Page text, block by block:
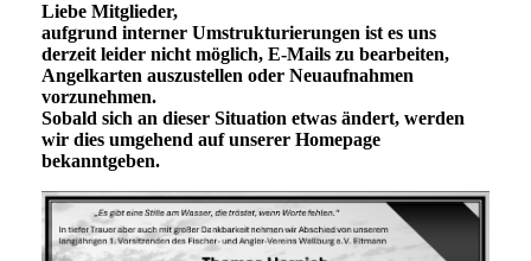
Liebe Mitglieder,
aufgrund interner Umstrukturierungen ist es uns
derzeit leider nicht möglich, E‑Mails zu bearbeiten,
Angelkarten auszustellen oder Neuaufnahmen
vorzunehmen.
Sobald sich an dieser Situation etwas ändert, werden
wir dies umgehend auf unserer Homepage
bekanntgeben.